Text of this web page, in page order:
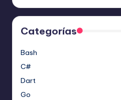
Categorías
Bash
C#
Dart
Go